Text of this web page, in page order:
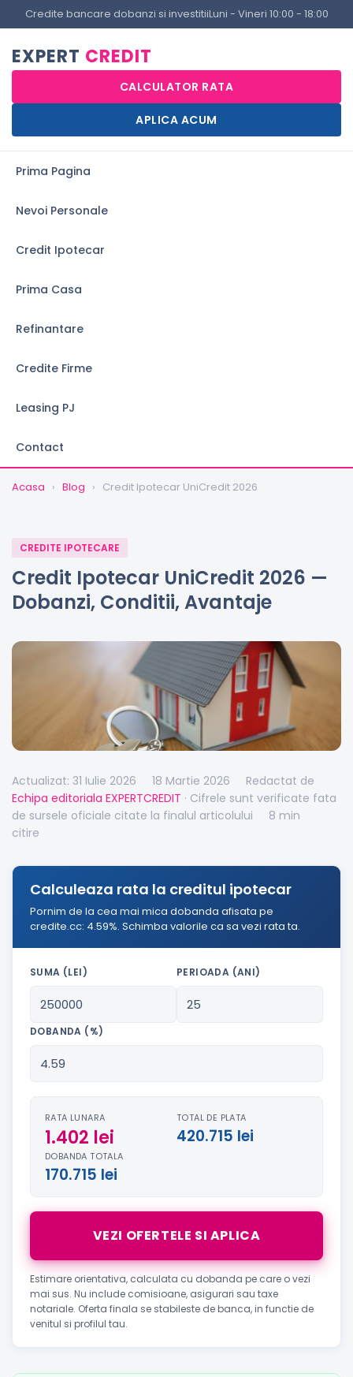
Credite bancare dobanzi si investitiiLuni - Vineri 10:00 - 18:00
EXPERT CREDIT
CALCULATOR RATA
APLICA ACUM
Prima Pagina
Nevoi Personale
Credit Ipotecar
Prima Casa
Refinantare
Credite Firme
Leasing PJ
Contact
Acasa › Blog › Credit Ipotecar UniCredit 2026
CREDITE IPOTECARE
Credit Ipotecar UniCredit 2026 —
Dobanzi, Conditii, Avantaje
Actualizat: 31 Iulie 2026 18 Martie 2026
Redactat de
Echipa editoriala EXPERTCREDIT · Cifrele sunt verificate fata
de sursele oficiale citate la finalul articolului
8 min
citire
Calculeaza rata la creditul ipotecar
Pornim de la cea mai mica dobanda afisata pe
credite.cc: 4.59%. Schimba valorile ca sa vezi rata ta.
SUMA (LEI) PERIOADA (ANI)
DOBANDA (%)
RATA LUNARA
1.402 lei
TOTAL DE PLATA
420.715 lei
DOBANDA TOTALA
170.715 lei
VEZI OFERTELE SI APLICA
Estimare orientativa, calculata cu dobanda pe care o vezi
mai sus. Nu include comisioane, asigurari sau taxe
notariale. Oferta finala se stabileste de banca, in functie de
venitul si profilul tau.